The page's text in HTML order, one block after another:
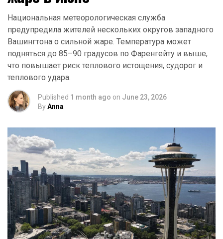
Национальная метеорологическая служба
предупредила жителей нескольких округов западного
Вашингтона о сильной жаре. Температура может
подняться до 85–90 градусов по Фаренгейту и выше,
что повышает риск теплового истощения, судорог и
теплового удара.
Published 1 month ago on June 23, 2026
ByAnna